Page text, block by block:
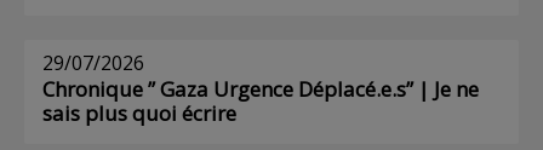
29/07/2026
Chronique ” Gaza Urgence Déplacé.e.s” | Je ne
sais plus quoi écrire